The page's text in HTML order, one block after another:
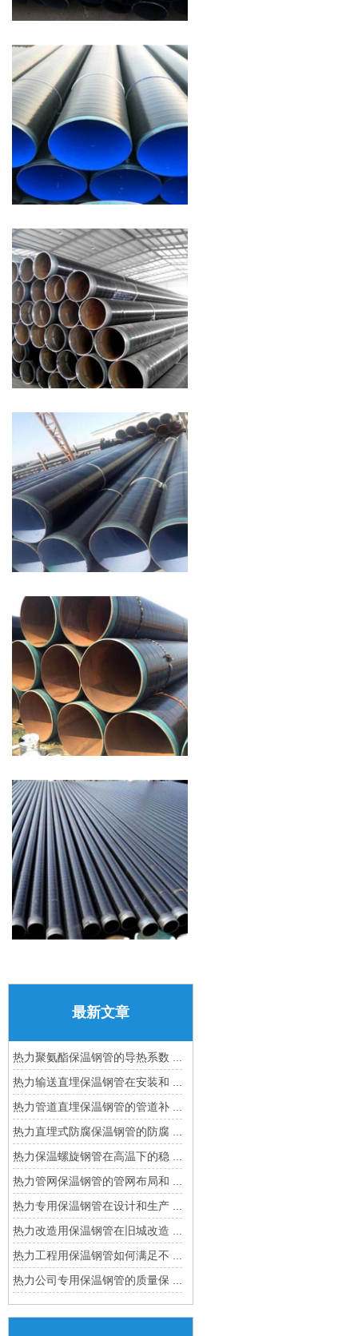
最新文章
热力聚氨酯保温钢管的导热系数 ...
热力输送直埋保温钢管在安装和 ...
热力管道直埋保温钢管的管道补 ...
热力直埋式防腐保温钢管的防腐 ...
热力保温螺旋钢管在高温下的稳 ...
热力管网保温钢管的管网布局和 ...
热力专用保温钢管在设计和生产 ...
热力改造用保温钢管在旧城改造 ...
热力工程用保温钢管如何满足不 ...
热力公司专用保温钢管的质量保 ...